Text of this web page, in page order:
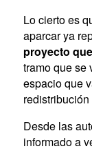
Lo cierto es
aparcar ya
proyecto
tramo que se
espacio que
Desde las
informado a